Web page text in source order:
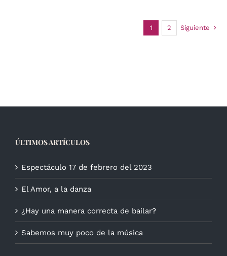
1 2 Siguiente
ÚLTIMOS ARTÍCULOS
Espectáculo 17 de febrero del 2023
El Amor, a la danza
¿Hay una manera correcta de bailar?
Sabemos muy poco de la música